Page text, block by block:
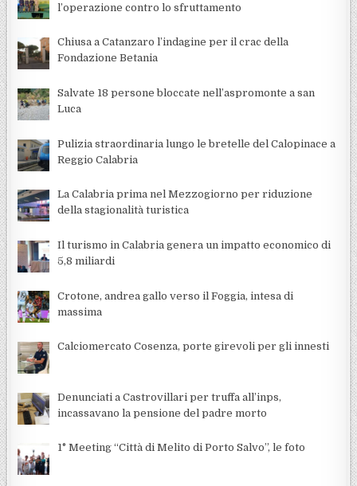
l’operazione contro lo sfruttamento
Chiusa a Catanzaro l’indagine per il crac della
Fondazione Betania
Salvate 18 persone bloccate nell’aspromonte a san
Luca
Pulizia straordinaria lungo le bretelle del Calopinace a
Reggio Calabria
La Calabria prima nel Mezzogiorno per riduzione
della stagionalità turistica
Il turismo in Calabria genera un impatto economico di
5,8 miliardi
Crotone, andrea gallo verso il Foggia, intesa di
massima
Calciomercato Cosenza, porte girevoli per gli innesti
Denunciati a Castrovillari per truffa all’inps,
incassavano la pensione del padre morto
1° Meeting “Città di Melito di Porto Salvo”, le foto